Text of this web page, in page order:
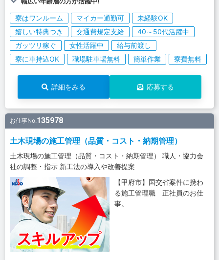
寮はワンルーム マイカー通勤可
未経験OK
嬉しい特典つき
交通費規定支給
40～50代活躍中
ガッツリ稼ぐ
女性活躍中
給与前渡し
寮に車持込OK
職場駐車場無料 簡単作業 寮費無料
詳細をみる 応募する
お仕事No.135978
土木現場の施工管理（品質・コスト・納期管理）
土木現場の施工管理（品質・コスト・納期管理） 職人・協力会
社の調整・指示 新工法の導入や改善提案
【甲府市】国交省案件に携わ
る施工管理職 正社員のお仕
事。